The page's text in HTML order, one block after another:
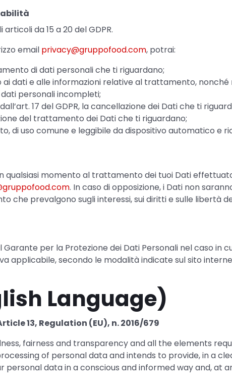
da 15 a 20 del GDPR.
email privacy@gruppofood.com, potrai:
di dati personali che ti riguardano;
dati e alle informazioni relative al trattamento, nonché
personali incompleti;
17 del GDPR, la cancellazione dei Dati che ti
del trattamento dei Dati che ti riguardano;
di uso comune e leggibile da dispositivo automatico e
qualsiasi momento al trattamento dei tuoi Dati
. In caso di opposizione, i Dati non
che prevalgono sugli interessi, sui diritti e sulle libertà
per la Protezione dei Dati Personali nel caso in
applicabile, secondo le modalità indicate sul sito
Language)
13, Regulation (EU), n. 2016/679
fairness and transparency and all the elements
of personal data and intends to provide, in a
data in a conscious and informed way and, at